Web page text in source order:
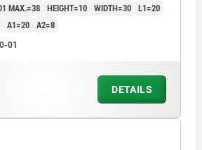
MAX.=38 HEIGHT=10 WIDTH=30 L1=20
A1=20 A2=8
01
DETAILS